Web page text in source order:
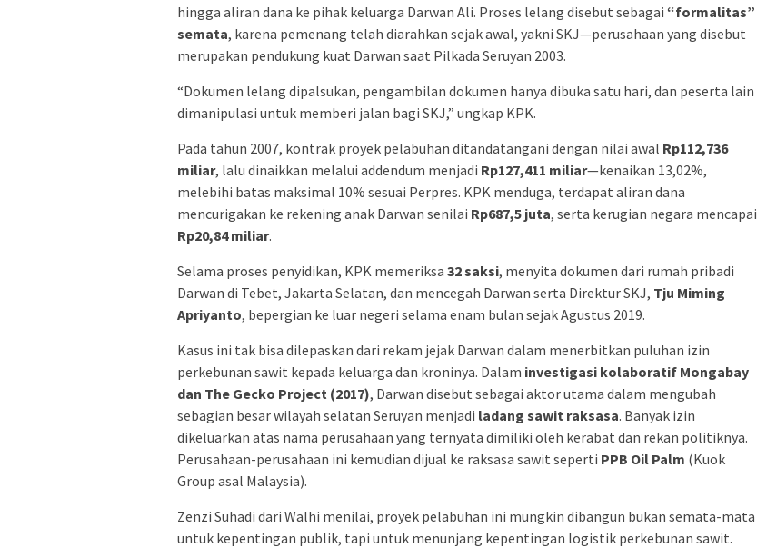
hingga aliran dana ke pihak keluarga Darwan Ali. Proses lelang disebut sebagai “formalitas”
semata, karena pemenang telah diarahkan sejak awal, yakni SKJ—perusahaan yang disebut
merupakan pendukung kuat Darwan saat Pilkada Seruyan 2003.
“Dokumen lelang dipalsukan, pengambilan dokumen hanya dibuka satu hari, dan peserta lain
dimanipulasi untuk memberi jalan bagi SKJ,” ungkap KPK.
Pada tahun 2007, kontrak proyek pelabuhan ditandatangani dengan nilai awal Rp112,736
miliar, lalu dinaikkan melalui addendum menjadi Rp127,411 miliar—kenaikan 13,02%,
melebihi batas maksimal 10% sesuai Perpres. KPK menduga, terdapat aliran dana
mencurigakan ke rekening anak Darwan senilai Rp687,5 juta, serta kerugian negara mencapai
Rp20,84 miliar.
Selama proses penyidikan, KPK memeriksa 32 saksi, menyita dokumen dari rumah pribadi
Darwan di Tebet, Jakarta Selatan, dan mencegah Darwan serta Direktur SKJ, Tju Miming
Apriyanto, bepergian ke luar negeri selama enam bulan sejak Agustus 2019.
Kasus ini tak bisa dilepaskan dari rekam jejak Darwan dalam menerbitkan puluhan izin
perkebunan sawit kepada keluarga dan kroninya. Dalam investigasi kolaboratif Mongabay
dan The Gecko Project (2017), Darwan disebut sebagai aktor utama dalam mengubah
sebagian besar wilayah selatan Seruyan menjadi ladang sawit raksasa. Banyak izin
dikeluarkan atas nama perusahaan yang ternyata dimiliki oleh kerabat dan rekan politiknya.
Perusahaan-perusahaan ini kemudian dijual ke raksasa sawit seperti PPB Oil Palm (Kuok
Group asal Malaysia).
Zenzi Suhadi dari Walhi menilai, proyek pelabuhan ini mungkin dibangun bukan semata-mata
untuk kepentingan publik, tapi untuk menunjang kepentingan logistik perkebunan sawit.